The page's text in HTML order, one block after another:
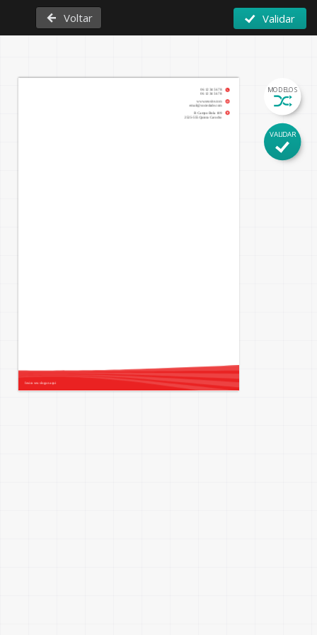
Voltar Validar
MODELOS
VALIDAR
06 12 34 56 78
www.seusite.com
R Campo Bola 109
email@sociedade.com
2525-555 Quinta Carocho
06 12 34 56 78
Insira seu slogan aqui